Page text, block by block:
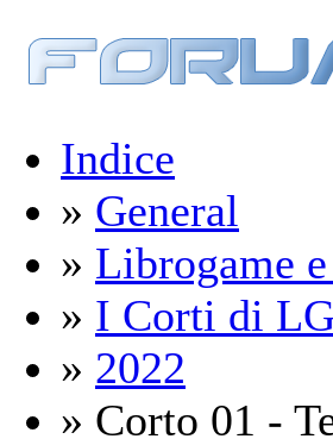
Indice
» General
» Librogame
» I Corti di
» 2022
» Corto 01 -